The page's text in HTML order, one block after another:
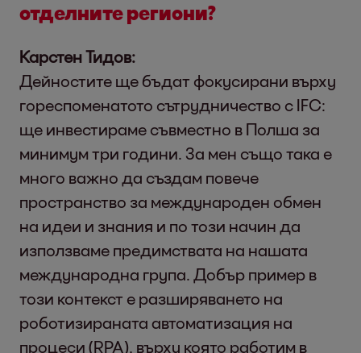
отделнитерегиони?
Карстен Тидов:
Дейностите ще бъдат фокусирани върху
гореспоменатото сътрудничество с IFC:
ще инвестираме съвместно в Полша за
минимум три години. За мен също така е
много важно да създам повече
пространство за международен обмен
на идеи и знания и по този начин да
използваме предимствата на нашата
международна група. Добър пример в
този контекст е разширяването на
роботизираната автоматизация на
процеси (RPA), върху която работим в